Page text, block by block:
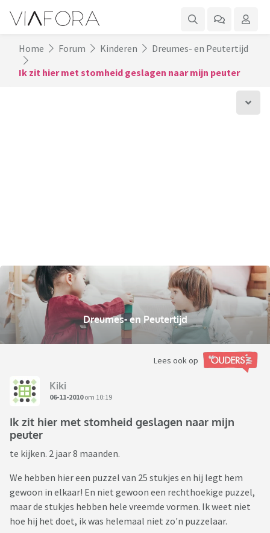
Home Forum Kinderen
Dreumes- en Peutertijd
Ik zit hier met stomheid geslagen naar mijn peuter
Dreumes- en Peutertijd
Lees ook op
Kiki
06-11-2010om 10:19
Ik zit hier met stomheid geslagen naar mijn
peuter
te kijken. 2 jaar 8 maanden.
We hebben hier een puzzel van 25 stukjes en hij legt hem
gewoon in elkaar! En niet gewoon een rechthoekige puzzel,
maar de stukjes hebben hele vreemde vormen. Ik weet niet
hoe hij het doet, ik was helemaal niet zo'n puzzelaar.